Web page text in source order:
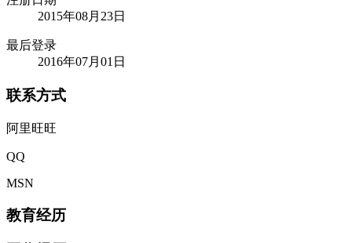
2015年08月23日
最后登录
2016年07月01日
联系方式
阿里旺旺
QQ
MSN
教育经历